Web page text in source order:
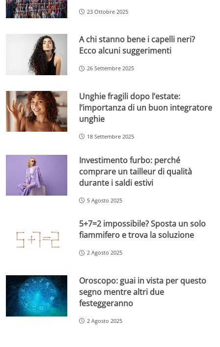
23 Ottobre 2025
A chi stanno bene i capelli neri?
Ecco alcuni suggerimenti
26 Settembre 2025
Unghie fragili dopo l’estate:
l’importanza di un buon integratore
unghie
18 Settembre 2025
Investimento furbo: perché
comprare un tailleur di qualità
durante i saldi estivi
5 Agosto 2025
5+7=2 impossibile? Sposta un solo
fiammifero e trova la soluzione
2 Agosto 2025
Oroscopo: guai in vista per questo
segno mentre altri due
festeggeranno
2 Agosto 2025